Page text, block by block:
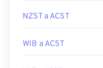
NZST a ACST
WIB a ACST